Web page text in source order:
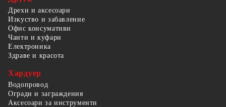
Дрехи и аксесоари
Изкуство и забавление
Офис консумативи
Чанти и куфари
Електроника
Здраве и красота
Хардуер
Водопровод
Огради и заграждения
Аксесоари за инструменти